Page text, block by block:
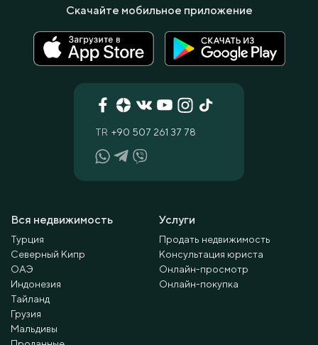
Вся недвижимость
Турция
Северный Кипр
ОАЭ
Индонезия
Тайланд
Грузия
Мальдивы
Услуги
Продать недвижимость
Консультация юриста
Онлайн-просмотр
Онлайн-покупка
TR +90 507 261 37 78
Скачайте мобильное приложение